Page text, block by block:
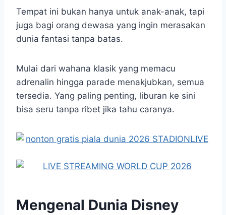
Tempat ini bukan hanya untuk anak-anak, tapi
juga bagi orang dewasa yang ingin merasakan
dunia fantasi tanpa batas.
Mulai dari wahana klasik yang memacu
adrenalin hingga parade menakjubkan, semua
tersedia. Yang paling penting, liburan ke sini
bisa seru tanpa ribet jika tahu caranya.
Mengenal Dunia Disney